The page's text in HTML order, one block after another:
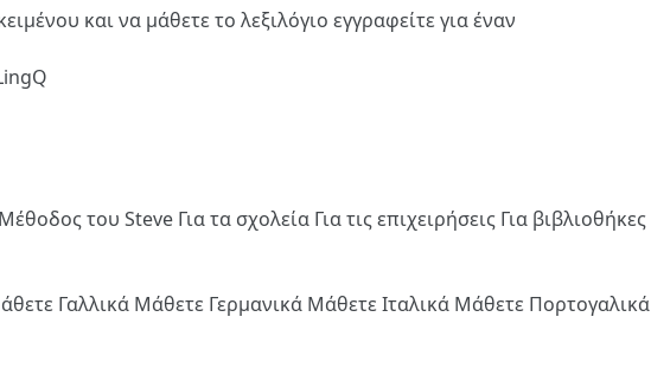
και να μάθετε το λεξιλόγιο εγγραφείτε για έναν
του Steve Για τα σχολεία Για τις επιχειρήσεις Για βιβλιοθήκες
Γαλλικά Μάθετε Γερμανικά Μάθετε Ιταλικά Μάθετε Πορτογαλικά